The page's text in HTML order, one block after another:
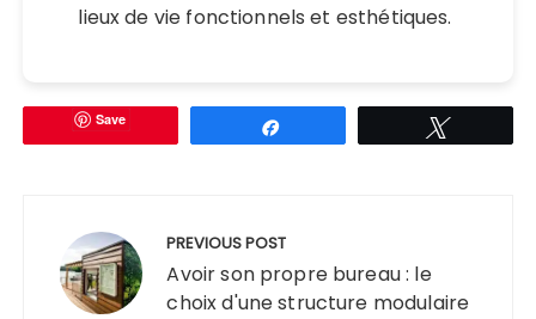
lieux de vie fonctionnels et esthétiques.
Save
l’article
PREVIOUS POST
Avoir son propre bureau : le
choix d'une structure modulaire